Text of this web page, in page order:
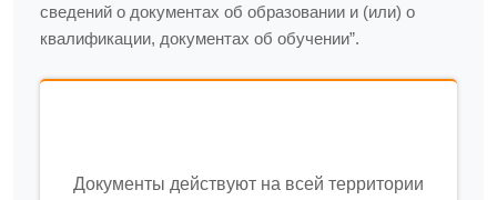
сведений о документах об образовании и (или) о
квалификации, документах об обучении”.
Документы действуют на всей территории